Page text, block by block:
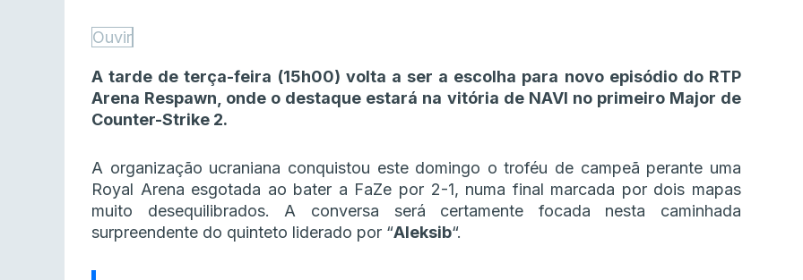
Ouvir
A tarde de terça-feira (15h00) volta a ser a escolha para novo episódio do RTP
Arena Respawn, onde o destaque estará na vitória de NAVI no primeiro Major de
Counter-Strike 2.
A organização ucraniana conquistou este domingo o troféu de campeã perante uma
Royal Arena esgotada ao bater a FaZe por 2-1, numa final marcada por dois mapas
muito desequilibrados. A conversa será certamente focada nesta caminhada
surpreendente do quinteto liderado por “Aleksib“.